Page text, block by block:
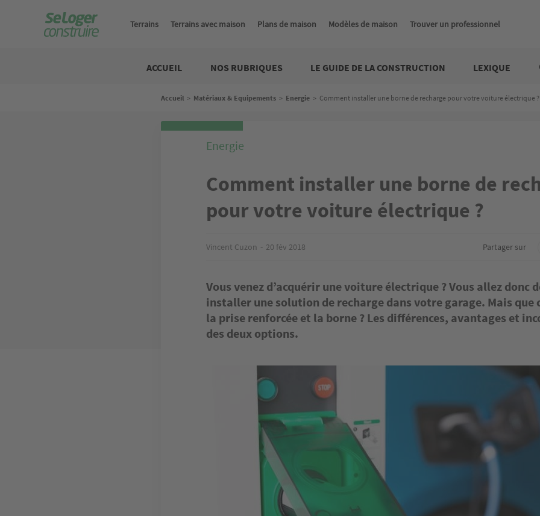
Terrains Terrains avec maison Plans de maison Modèles de maison Trouver un professionnel
ACCUEIL
NOS RUBRIQUES LE GUIDE DE LA CONSTRUCTION LEXIQUE
Fil
Accueil > Matériaux & Equipements > Energie > Comment installer une borne de recharge pour votre voiture électrique ?
Energie
Comment installer une borne de
pour votre voiture électrique ?
Vincent Cuzon 20 fév 2018 Partager sur
Vous venez d’acquérir une voiture électrique ? Vous allez donc
installer une solution de recharge dans votre garage. Mais que
la prise renforcée et la borne ? Les différences, avantages et
des deux options.